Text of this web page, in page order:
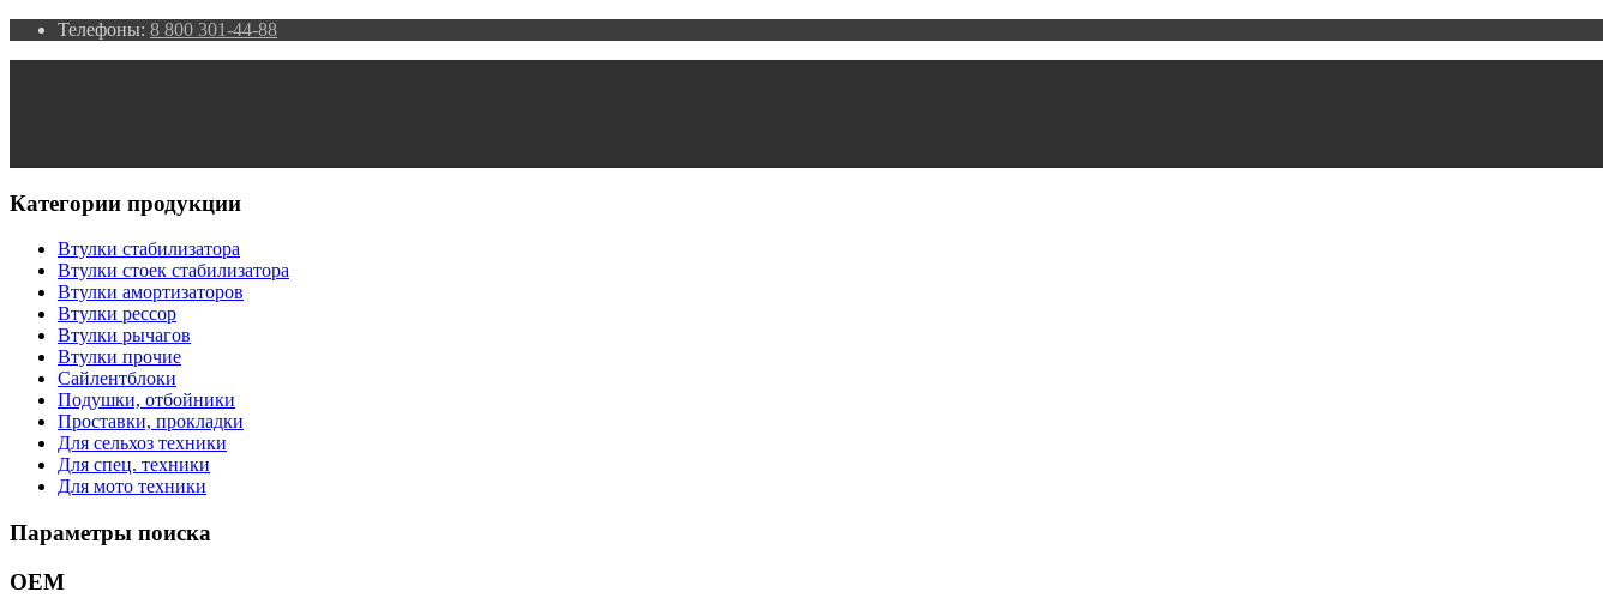
Телефоны: 8 800 301-44-88
Категории продукции
Втулки стабилизатора
Втулки стоек стабилизатора
Втулки амортизаторов
Втулки рессор
Втулки рычагов
Втулки прочие
Сайлентблоки
Подушки, отбойники
Проставки, прокладки
Для сельхоз техники
Для спец. техники
Для мото техники
Параметры поиска
ОЕМ